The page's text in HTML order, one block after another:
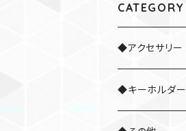
CATEGORY
◆アクセサリー
・ネックレス
◆キーホルダー